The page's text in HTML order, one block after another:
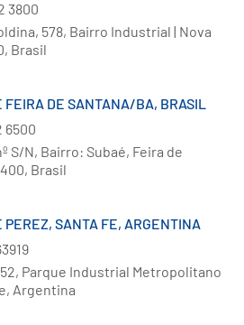
3800
578, Bairro Industrial | Nova
Brasil
DE SANTANA/BA, BRASIL
6500
S/N, Bairro: Subaé, Feira de
Brasil
SANTA FE, ARGENTINA
Parque Industrial Metropolitano
Argentina